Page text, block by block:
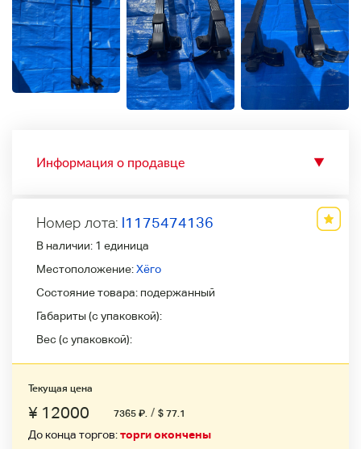
Информация о продавце ▼
Номер лота: l1175474136
В наличии: 1 единица
Местоположение:Хёго
Состояние товара: подержанный
Габариты (с упаковкой):
Вес (с упаковкой):
Текущая цена
¥ 12000 7365 ₽ / $ 77.1
До конца торгов:торги окончены